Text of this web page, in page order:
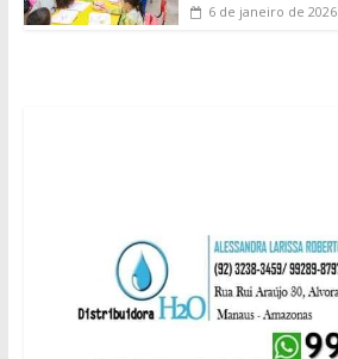
6 de janeiro de 2026